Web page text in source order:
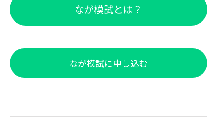
なが模試とは？
なが模試に申し込む